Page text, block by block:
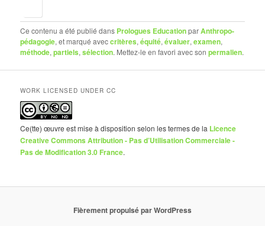
Ce contenu a été publié dans Prologues EducationparAnthropo-
pédagogie, et marqué aveccritères,équité,évaluer,examen,
méthode,partiels,sélection. Mettez-le en favori avec sonpermalien.
WORK LICENSED UNDER CC
Ce(tte) œuvre est mise à disposition selon les termes de la Licence
Creative Commons Attribution - Pas d’Utilisation Commerciale -
Pas de Modification 3.0 France.
Fièrement propulsé par WordPress